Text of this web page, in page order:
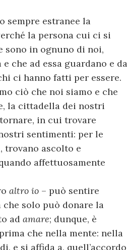
sempre estranee la
la persona cui ci si
sono in ognuno di noi,
che ad essa guardano e da
ci hanno fatti per essere.
ciò che noi siamo e che
la cittadella dei nostri
in cui trovare
sentimenti: per le
trovano ascolto e
affettuosamente
altro io – può sentire
solo può donare la
ad amare; dunque, è
che nella mente: nella
e si affida a, quell’accordo